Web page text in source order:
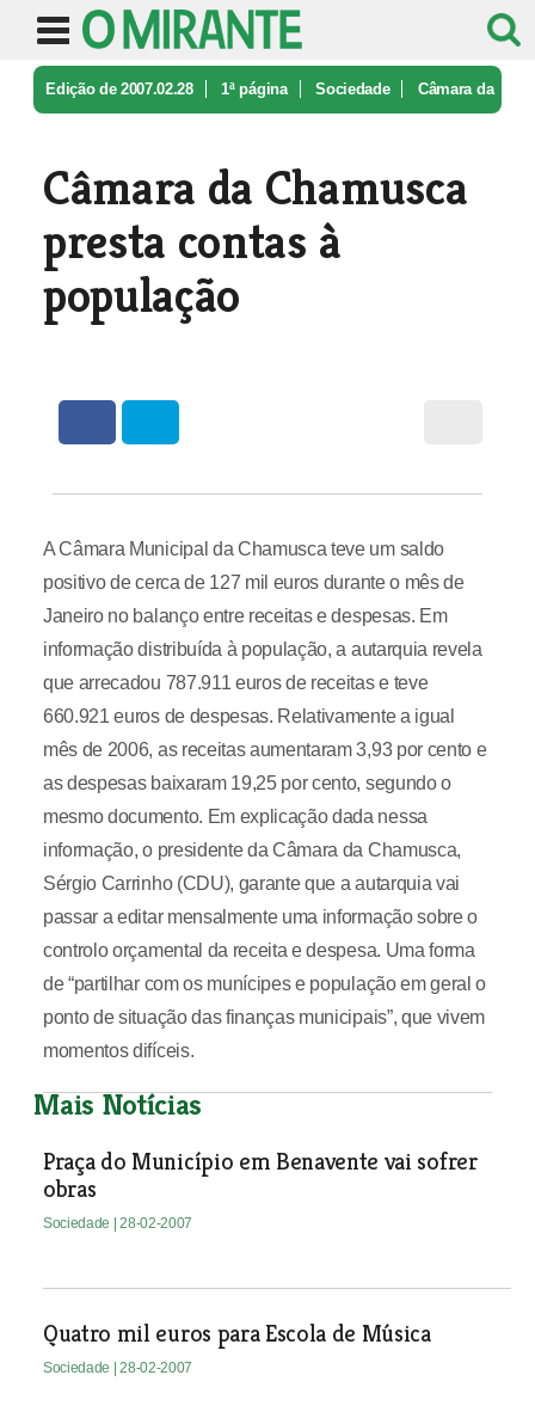
Edição de 2007.02.28 1ª página Sociedade Câmara da
Câmara da Chamusca
presta contas à
população
A Câmara Municipal da Chamusca teve um saldo
positivo de cerca de 127 mil euros durante o mês de
Janeiro no balanço entre receitas e despesas. Em
informação distribuída à população, a autarquia revela
que arrecadou 787.911 euros de receitas e teve
660.921 euros de despesas. Relativamente a igual
mês de 2006, as receitas aumentaram 3,93 por cento e
as despesas baixaram 19,25 por cento, segundo o
mesmo documento. Em explicação dada nessa
informação, o presidente da Câmara da Chamusca,
Sérgio Carrinho (CDU), garante que a autarquia vai
passar a editar mensalmente uma informação sobre o
controlo orçamental da receita e despesa. Uma forma
de “partilhar com os munícipes e população em geral o
ponto de situação das finanças municipais”, que vivem
momentos difíceis.
Mais Notícias
Praça do Município em Benavente vai sofrer
obras
Sociedade | 28-02-2007
Quatro mil euros para Escola de Música
Sociedade | 28-02-2007